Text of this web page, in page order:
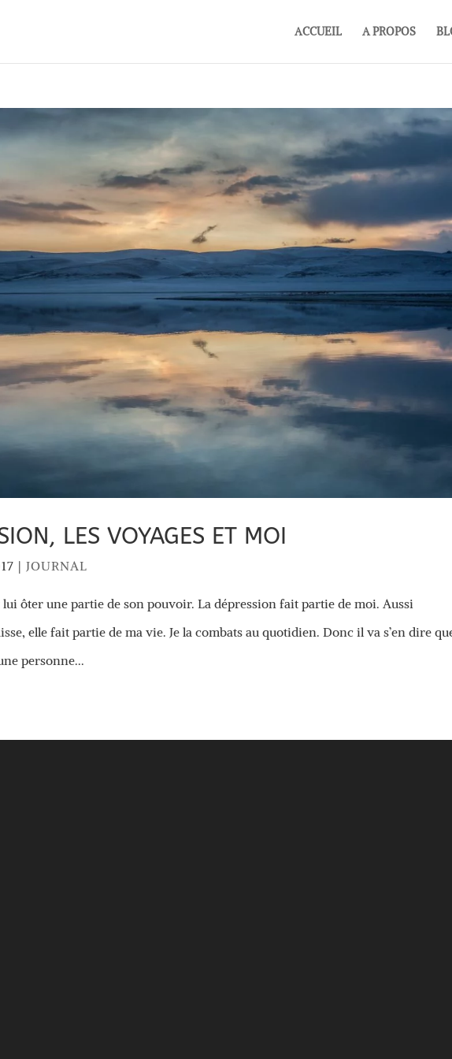
ACCUEIL A PROPOS
LES VOYAGES ET MOI
|JOURNAL
lui ôter une partie de son pouvoir. La dépression fait partie de moi. Aussi
elle fait partie de ma vie. Je la combats au quotidien. Donc il va s’en dire
personne...